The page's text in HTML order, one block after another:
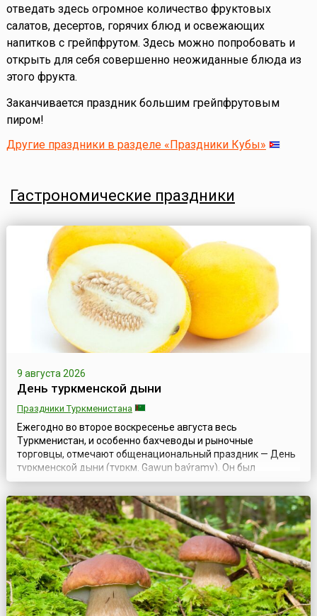
отведать здесь огромное количество фруктовых
салатов, десертов, горячих блюд и освежающих
напитков с грейпфрутом. Здесь можно попробовать и
открыть для себя совершенно неожиданные блюда из
этого фрукта.
Заканчивается праздник большим грейпфрутовым
пиром!
Другие праздники в разделе «Праздники Кубы»
Гастрономические праздники
9 августа 2026
День туркменской дыни
Праздники Туркменистана
Ежегодно во второе воскресенье августа весь
Туркменистан, и особенно бахчеводы и рыночные
торговцы, отмечают общенациональный праздник — День
туркменской дыни (туркм. Gawun baýramy). Он был
учрежден в 1994 году первым президентом страны
Сапармуратом Ниязовым.На территории Туркменистана
уже несколько тысячелетий выращивают бахчевые
культуры, в том числе сладкие, сочные, ароматные дыни.
Это подт...